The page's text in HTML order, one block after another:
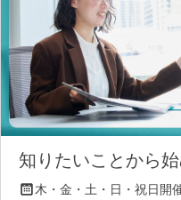
知りたいことから